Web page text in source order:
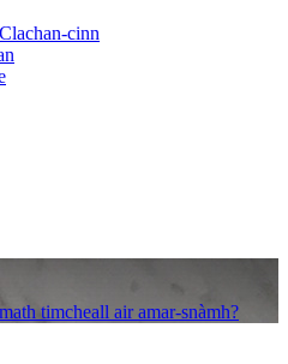
cinn
timcheall air amar-snàmh?